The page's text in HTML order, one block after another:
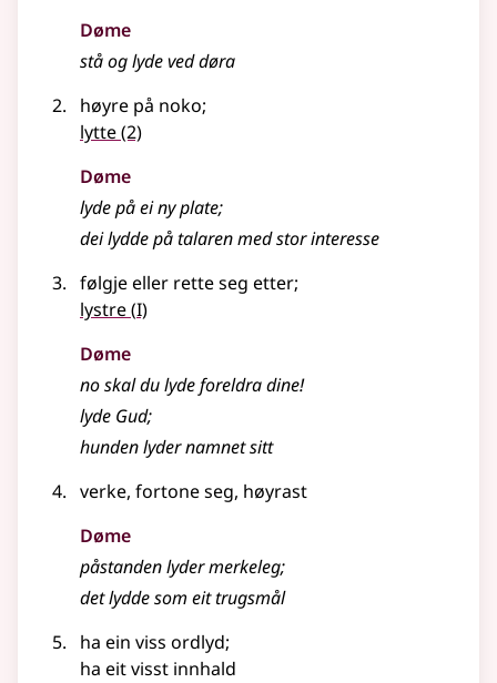
Døme
stå og lyde ved døra
høyre på noko;
lytte(2)
Døme
lyde på ei ny plate;
dei lydde på talaren med stor interesse
følgje eller rette seg etter;
lystre(1
I)
Døme
no skal du lyde foreldra dine!
lyde Gud;
hunden lyder namnet sitt
verke, fortone seg, høyrast
Døme
påstanden lyder merkeleg;
det lydde som eit trugsmål
ha ein viss ordlyd;
ha eit visst innhald